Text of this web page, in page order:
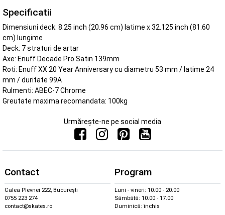
Specificatii
Dimensiuni deck: 8.25 inch (20.96 cm) latime x 32.125 inch (81.60
cm) lungime
Deck: 7 straturi de artar
Axe: Enuff Decade Pro Satin 139mm
Roti: Enuff XX 20 Year Anniversary cu diametru 53 mm / latime 24
mm / duritate 99A
Rulmenti: ABEC-7 Chrome
Greutate maxima recomandata: 100kg
Urmărește-ne pe social media
Contact
Calea Plevnei 222, București
0755 223 274
contact@skates.ro
Program
Luni - vineri: 10.00 - 20.00
Sâmbătă: 10.00 - 17.00
Duminică: închis